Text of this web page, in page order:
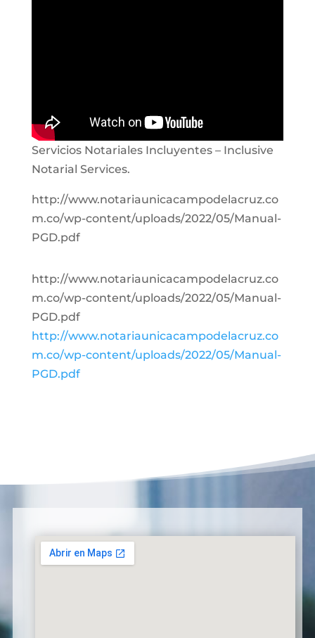
Servicios Notariales Incluyentes – Inclusive
Notarial Services.
http://www.notariaunicacampodelacruz.co
m.co/wp-content/uploads/2022/05/Manual-
PGD.pdf
http://www.notariaunicacampodelacruz.co
m.co/wp-content/uploads/2022/05/Manual-
PGD.pdf
http://www.notariaunicacampodelacruz.co
m.co/wp-content/uploads/2022/05/Manual-
PGD.pdf